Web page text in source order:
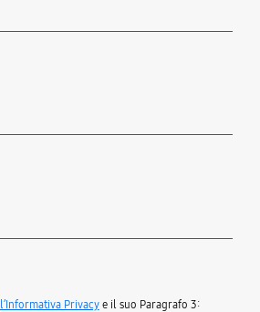
l’Informativa Privacye il suo Paragrafo 3: